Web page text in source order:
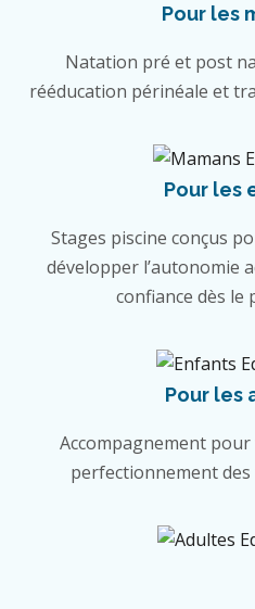
Pour les
Natation pré et post
rééducation périnéale et
Pour les
Stages piscine conçus
développer l’autonomie
confiance dès le
Pour les
Accompagnement pour
perfectionnement des